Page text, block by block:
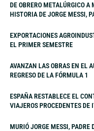
DE OBRERO METALÚRGICO
HISTORIA DE JORGE MESSI,
EXPORTACIONES
EL PRIMER SEMESTRE
AVANZAN LAS OBRAS EN EL
REGRESO DE LA FÓRMULA 1
ESPAÑA RESTABLECE EL
VIAJEROS PROCEDENTES DE
MURIÓ JORGE MESSI, PADRE